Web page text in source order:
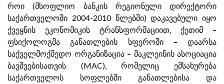
როი (მსოფლიო ბანკის რეგიონული დირექტორი
საქართველოში 2004-2010 წლებში) დაკავებული იყო
ქვეყნის ეკონომიკის ტრანსფორმაციით, ქეთიმ –
ფსიქოლოგმა განათლების სფეროში – დაარსა
საქველმოქმედო ორგანიზაცია – მაკლეინის ასოციაცია
ბავშვებისათვის (MAC), რომელიც ემსახურება
საქართველოს სოფლებში განათლებისა და